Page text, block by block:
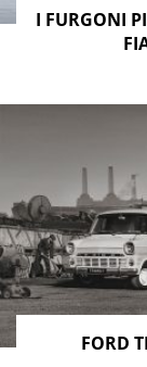
I FURGONI
FORD